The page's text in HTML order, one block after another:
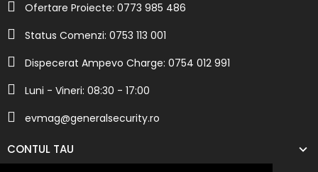
Ofertare Proiecte: 0773 985 486
Status Comenzi: 0753 113 001
Dispecerat Ampevo Charge: 0754 012 991
Luni - Vineri: 08:30 - 17:00
evmag@generalsecurity.ro
CONTUL TAU